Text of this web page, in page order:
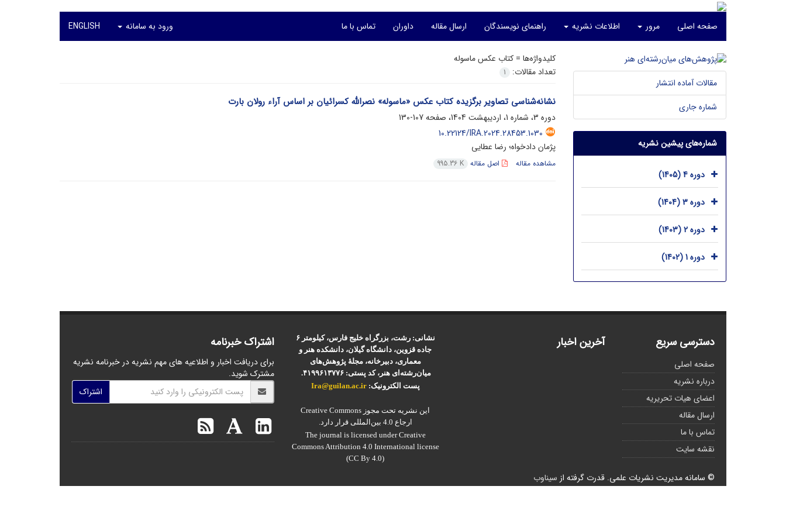
صفحه اصلی مرور اطلاعات نشریه راهنمای نویسندگان ارسال مقاله داوران تماس با ما ورود به سامانه ENGLISH
کلیدواژه‌ها =کتاب عکس ماسوله
تعداد مقالات:
1
نشانه‌شناسی تصاویر برگزیده کتاب عکس «ماسوله» نصرالله کسرائیان بر اساس آراء رولان بارت
دوره 3، شماره 1، اردیبهشت 1404، صفحه
107-130
10.22124/IRA.2024.28453.1030
پژمان دادخواه؛ رضا عطایی
مشاهده مقاله اصل مقاله 995.36 K
مقالات آماده انتشار
شماره جاری
شماره‌های پیشین نشریه
دوره 4 (1405)
دوره 3 (1404)
دوره 2 (1403)
دوره 1 (1402)
دسترسی سریع
صفحه اصلی
درباره نشریه
اعضای هیات تحریریه
ارسال مقاله
تماس با ما
نقشه سایت
آخرین اخبار
نشانی: رشت، بزرگراه خلیج فارس، کیلومتر ۶
جاده قزوین، دانشگاه گیلان، دانشکده هنر و
معماری، دبیرخانه، مجلۀ پژوهش‌های
میان‌رشته‌ای هنر، کد پستی: ۴۱۹۹۶۱۳۷۷۶.
پست الکترونیک:Ira@guilan.ac.ir
این نشریه تحت مجوز Creative Commons
ارجاع 4.0 بین‌المللی قرار دارد.
The journal is licensed under Creative
Commons Attribution 4.0 International license
(CC By 4.0)
اشتراک خبرنامه
برای دریافت اخبار و اطلاعیه های مهم نشریه در خبرنامه نشریه
مشترک شوید.
اشتراک
© سامانه مدیریت نشریات علمی. قدرت گرفته از سیناوب